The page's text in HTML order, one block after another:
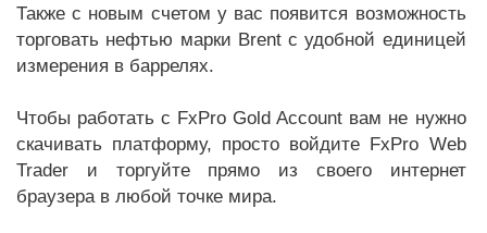
Также с новым счетом у вас появится возможность
торговать нефтью марки Brent с удобной единицей
измерения в баррелях.
Чтобы работать с FxPro Gold Account вам не нужно
скачивать платформу, просто войдите FxPro Web
Trader и торгуйте прямо из своего интернет
браузера в любой точке мира.